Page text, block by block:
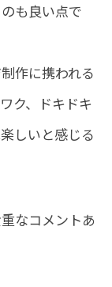
も良い点で
作に携われる
ク、ドキドキ
しいと感じる
なコメントあ